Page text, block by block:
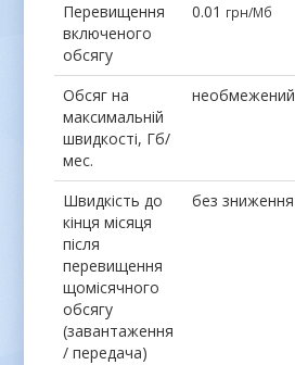
Перевищення
включеного
обсягу
0.01 грн/Мб
Обсяг на
максимальній
швидкості, Гб/
мес.
необмежений
Швидкість до
кінця місяця
після
перевищення
щомісячного
обсягу
(завантаження
/ передача)
без зниження